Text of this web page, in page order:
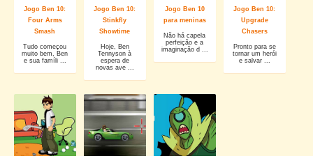
Jogo Ben 10:
Four Arms
Smash
Tudo começou
muito bem, Ben
e sua famíli ...
Jogo Ben 10:
Stinkfly
Showtime
Hoje, Ben
Tennyson à
espera de
novas ave ...
Jogo Ben 10
para meninas
Não há capela
perfeição e a
imaginação d ...
Jogo Ben 10:
Upgrade
Chasers
Pronto para se
tornar um herói
e salvar ...